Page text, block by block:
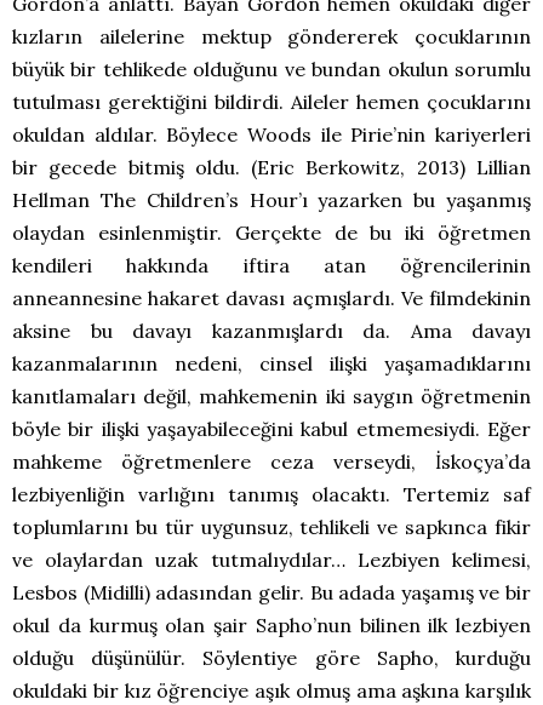
kızların ailelerine mektup göndererek çocuklarının
büyük bir tehlikede olduğunu ve bundan okulun sorumlu
tutulması gerektiğini bildirdi. Aileler hemen çocuklarını
okuldan aldılar. Böylece Woods ile Pirie’nin kariyerleri
bir gecede bitmiş oldu. (Eric Berkowitz, 2013) Lillian
Hellman The Children’s Hour’ı yazarken bu yaşanmış
olaydan esinlenmiştir. Gerçekte de bu iki öğretmen
kendileri hakkında iftira atan öğrencilerinin
anneannesine hakaret davası açmışlardı. Ve filmdekinin
aksine bu davayı kazanmışlardı da. Ama davayı
kazanmalarının nedeni, cinsel ilişki yaşamadıklarını
kanıtlamaları değil, mahkemenin iki saygın öğretmenin
böyle bir ilişki yaşayabileceğini kabul etmemesiydi. Eğer
mahkeme öğretmenlere ceza verseydi, İskoçya’da
lezbiyenliğin varlığını tanımış olacaktı. Tertemiz saf
toplumlarını bu tür uygunsuz, tehlikeli ve sapkınca fikir
ve olaylardan uzak tutmalıydılar… Lezbiyen kelimesi,
Lesbos (Midilli) adasından gelir. Bu adada yaşamış ve bir
okul da kurmuş olan şair Sapho’nun bilinen ilk lezbiyen
olduğu düşünülür. Söylentiye göre Sapho, kurduğu
okuldaki bir kız öğrenciye aşık olmuş ama aşkına karşılık